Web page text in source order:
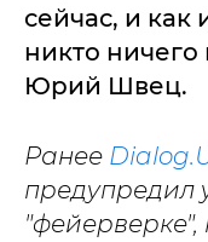
сейчас, и
никто
Юрий Швец.
Ранее
предупредил
"фейерверке",